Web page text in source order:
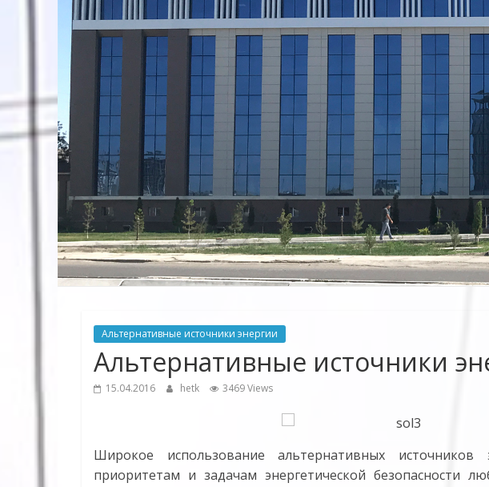
Предприятие
Территориальных
Электрических
сетей"
Альтернативные источники энергии
Альтернативные источники
15.04.2016 hetk 3469 Views
Широкое использование альтернативных источников
приоритетам и задачам энергетической безопасности